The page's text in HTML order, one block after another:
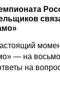
— на
на